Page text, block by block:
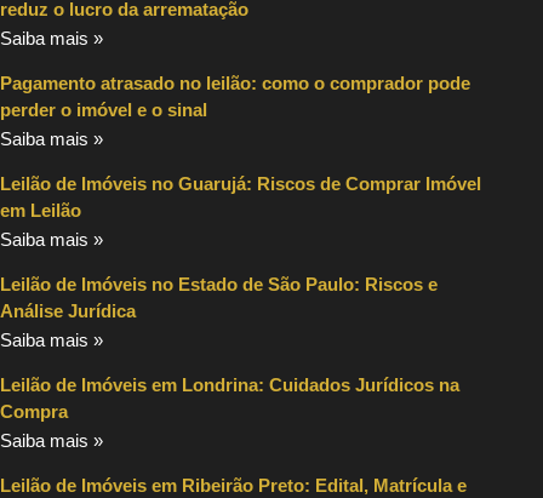
reduz o lucro da arrematação
Saiba mais »
Pagamento atrasado no leilão: como o comprador pode
perder o imóvel e o sinal
Saiba mais »
Leilão de Imóveis no Guarujá: Riscos de Comprar Imóvel
em Leilão
Saiba mais »
Leilão de Imóveis no Estado de São Paulo: Riscos e
Análise Jurídica
Saiba mais »
Leilão de Imóveis em Londrina: Cuidados Jurídicos na
Compra
Saiba mais »
Leilão de Imóveis em Ribeirão Preto: Edital, Matrícula e